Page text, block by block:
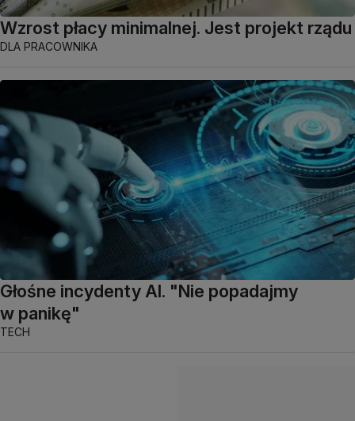
Wzrost płacy minimalnej. Jest projekt rządu
DLA PRACOWNIKA
Głośne incydenty AI. "Nie popadajmy
w panikę"
TECH